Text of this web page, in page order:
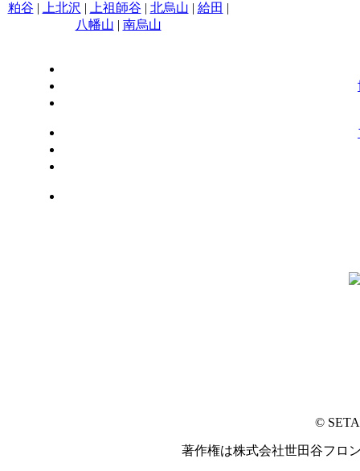
粕谷 | 上北沢 | 上祖師谷 | 北烏山 | 給田 |
八幡山 | 南烏山
©
著作権は株式会社世田谷フロ